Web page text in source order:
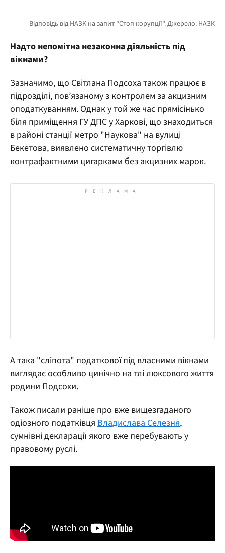
Надто непомітна незаконна діяльність під
вікнами?
Зазначимо, що Світлана Подсоха також працює в
підрозділі, пов’язаному з контролем за акцизним
оподаткуванням. Однак у той же час прямісінько
біля приміщення ГУ ДПС у Харкові, що знаходиться
в районі станції метро "Наукова" на вулиці
Бекетова, виявлено систематичну торгівлю
контрафактними цигарками без акцизних марок.
А така "сліпота" податкової під власними вікнами
виглядає особливо цинічно на тлі люксового життя
родини Подсохи.
Також писали раніше про вже вищезгаданого
одіозного податківця Владислава Селезня,
сумнівні декларації якого вже перебувають у
правовому руслі.